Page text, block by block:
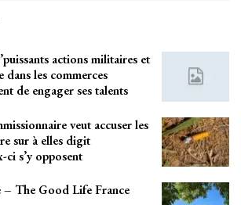
actions militaires et
dans les commerces
de engager ses talents
veut accuser les
sur à elles digit
ci s’y opposent
The Good Life France